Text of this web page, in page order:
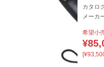
カタロ
メーカ
希望小
¥